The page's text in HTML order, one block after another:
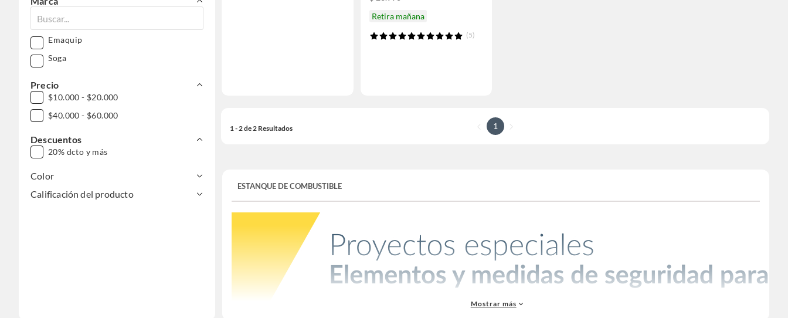
Emaquip
Soga
Precio
$10.000 - $20.000
$40.000 - $60.000
Descuentos
20% dcto y más
Color
Calificación del producto
Retira mañana
(5)
1 - 2 de 2 Resultados 1
ESTANQUE DE COMBUSTIBLE
Mostrar más